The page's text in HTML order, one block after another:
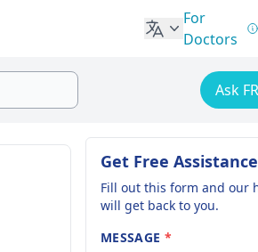
For
Doctors
Ask
Get Free
Fill out this form and our
will get back to you.
MESSAGE *